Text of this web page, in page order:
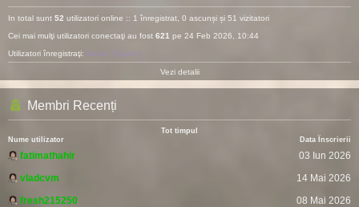
In total sunt 52 utilizatori online :: 1 înregistrat, 0 ascunși și 51 vizitatori
Cei mai mulţi utilizatori conectaţi au fost 621 pe 24 Feb 2026, 10:44
Utilizatori înregistraţi: Baidu [Spider]
Vezi detalii
Membri Recenți
Tot timpul
Nume utilizator
Data Înscrierii
fatimathahir
03 Iun 2026
vladcvm
14 Mai 2026
fresh215250
08 Mai 2026